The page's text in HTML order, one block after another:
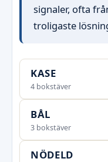
signaler, ofta
troligaste
KASE
4 bokstäver
BÅL
3 bokstäver
NÖDELD